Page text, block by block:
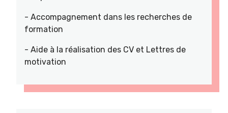
- Accompagnement dans les recherches de
formation
- Aide à la réalisation des CV et Lettres de
motivation